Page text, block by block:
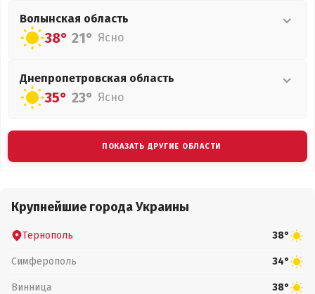
Волынская область
38° 21° Ясно
Днепропетровская область
35° 23° Ясно
ПОКАЗАТЬ ДРУГИЕ ОБЛАСТИ
Крупнейшие города Украины
Тернополь 38°
Симферополь 34°
Винница 38°